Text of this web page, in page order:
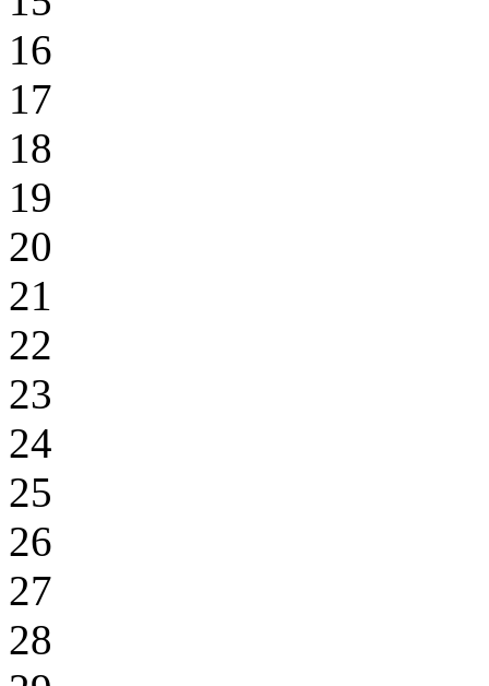
16
17
18
19
20
21
22
23
24
25
26
27
28